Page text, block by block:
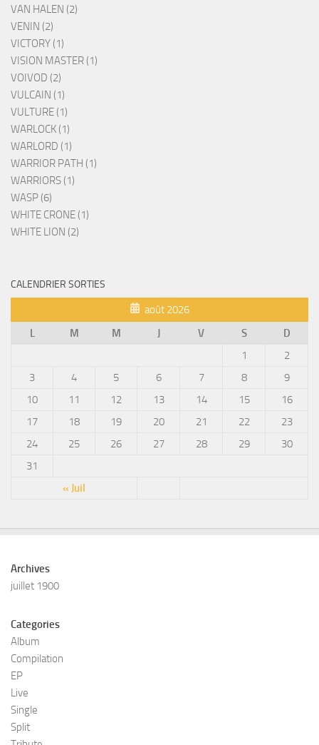
VAN HALEN (2)
VENIN (2)
VICTORY (1)
VISION MASTER (1)
VOIVOD (2)
VULCAIN (1)
VULTURE (1)
WARLOCK (1)
WARLORD (1)
WARRIOR PATH (1)
WARRIORS (1)
WASP (6)
WHITE CRONE (1)
WHITE LION (2)
CALENDRIER SORTIES
août 2026
L
M M J V S D
« Juil
1
2
3
4 5 6 7 8
9
10
11 12 13 14 15
16
17
18 19 20 21 22
23
24
25 26 27 28 29
30
31
Archives
juillet 1900
Categories
Album
Compilation
EP
Live
Single
Split